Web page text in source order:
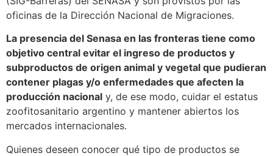
oficinas de la Dirección Nacional de Migraciones.
La presencia del Senasa en las fronteras tiene como
objetivo central evitar el ingreso de productos y
subproductos de origen animal y vegetal que pudieran
contener plagas y/o enfermedades que afecten la
producción nacional y, de ese modo, cuidar el estatus
zoofitosanitario argentino y mantener abiertos los
mercados internacionales.
Quienes deseen conocer qué tipo de productos se